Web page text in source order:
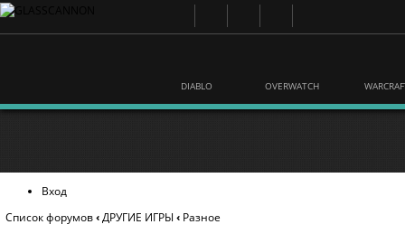
DIABLO OVERWATCH
Вход
Список форумов‹ДРУГИЕ ИГРЫ ‹ Разное